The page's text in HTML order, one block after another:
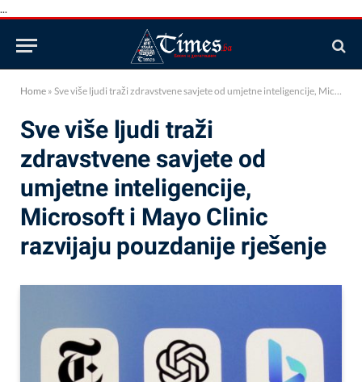
...
Home » Sve više ljudi traži zdravstvene savjete od umjetne inteligencije, Microsoft i Mayo Clinic razvijaju pouzdanije rješenje
Sve više ljudi traži
zdravstvene savjete od
umjetne inteligencije,
Microsoft i Mayo Clinic
razvijaju pouzdanije rješenje